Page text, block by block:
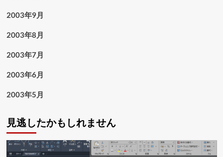
2003年9月
2003年8月
2003年7月
2003年6月
2003年5月
見逃したかもしれません